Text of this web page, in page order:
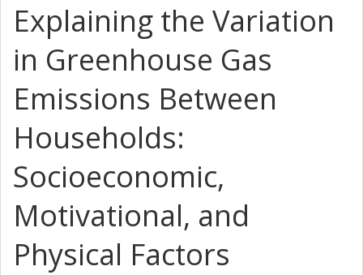
Explaining the Variation
in Greenhouse Gas
Emissions Between
Households:
Socioeconomic,
Motivational, and
Physical Factors